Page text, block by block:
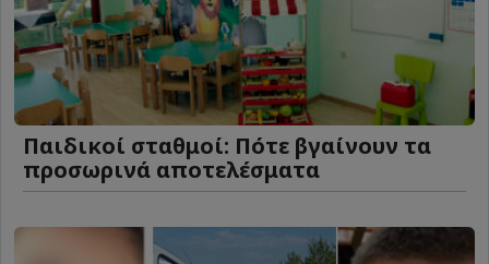
Παιδικοί σταθμοί: Πότε βγαίνουν τα
προσωρινά αποτελέσματα